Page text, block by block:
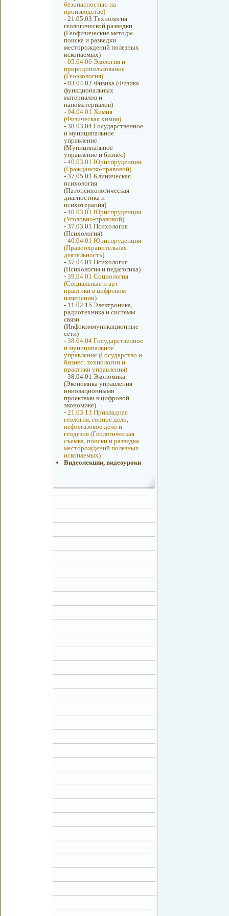
безопасностью на
производстве)
- 21.05.03 Технология
геологической разведки
(Геофизические методы
поиска и разведки
месторождений полезных
ископаемых)
- 05.04.06 Экология и
природопользование
(Геоэкология)
- 03.04.02 Физика (Физика
функциональных
материалов и
наноматериалов)
- 04.04.01 Химия
(Физическая химия)
- 38.03.04 Государственное
и муниципальное
управление
(Муниципальное
управление и бизнес)
- 40.03.01 Юриспруденция
(Гражданско-правовой)
- 37.05.01 Клиническая
психология
(Патопсихологическая
диагностика и
психотерапия)
- 40.03.01 Юриспруденция
(Уголовно-правовой)
- 37.03.01 Психология
(Психология)
- 40.04.01 Юриспруденция
(Правоохранительная
деятельность)
- 37.04.01 Психология
(Психология и педагогика)
- 39.04.01 Социология
(Социальные и арт-
практики в цифровом
измерении)
- 11.02.15 Электроника,
радиотехника и системы
связи
(Инфокоммуникационные
сети)
- 38.04.04 Государственное
и муниципальное
управление (Государство и
бизнес: технологии и
практики управления)
- 38.04.01 Экономика
(Экономика управления
инновационными
проектами в цифровой
экономике)
- 21.03.13 Прикладная
геология, горное дело,
нефтегазовое дело и
геодезия (Геологическая
съемка, поиски и разведка
месторождений полезных
ископаемых)
Видеолекции, видеоуроки